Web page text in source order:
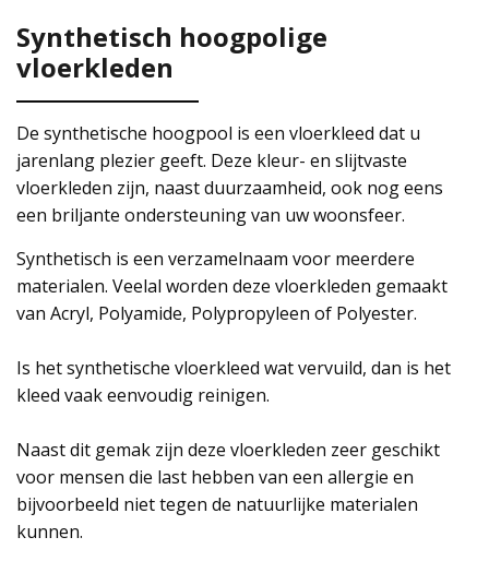
Synthetisch hoogpolige
vloerkleden
De synthetische hoogpool is een vloerkleed dat u
jarenlang plezier geeft. Deze kleur- en slijtvaste
vloerkleden zijn, naast duurzaamheid, ook nog eens
een briljante ondersteuning van uw woonsfeer.
Synthetisch is een verzamelnaam voor meerdere
materialen. Veelal worden deze vloerkleden gemaakt
van Acryl, Polyamide, Polypropyleen of Polyester.
Is het synthetische vloerkleed wat vervuild, dan is het
kleed vaak eenvoudig reinigen.
Naast dit gemak zijn deze vloerkleden zeer geschikt
voor mensen die last hebben van een allergie en
bijvoorbeeld niet tegen de natuurlijke materialen
kunnen.